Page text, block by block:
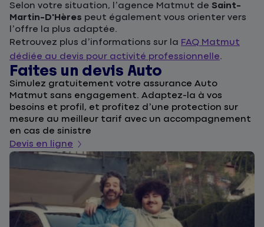
Selon votre situation, l’agence Matmut de Saint-
Martin-D'Hères peut également vous orienter vers
l’offre la plus adaptée.
Retrouvez plus d’informations sur la FAQ Matmut
dédiée au devis pour activité professionnelle.
Faites un devis Auto
Simulez gratuitement votre assurance Auto
Matmut sans engagement. Adaptez-la à vos
besoins et profil, et profitez d’une protection sur
mesure au meilleur tarif avec un accompagnement
en cas de sinistre
Devis en ligne